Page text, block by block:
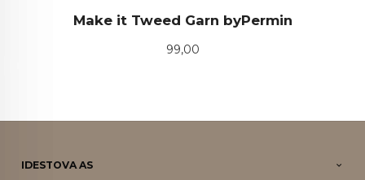
Make it Tweed Garn byPermin
Pris
99,00
IDESTOVA AS